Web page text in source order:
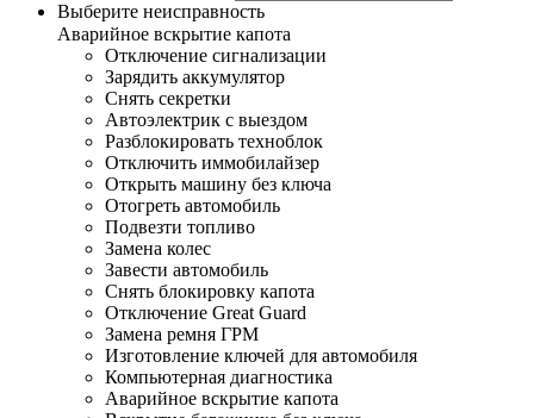
Выберите неисправность
Аварийное вскрытие капота
Отключение сигнализации
Зарядить аккумулятор
Снять секретки
Автоэлектрик с выездом
Разблокировать техноблок
Отключить иммобилайзер
Открыть машину без ключа
Отогреть автомобиль
Подвезти топливо
Замена колес
Завести автомобиль
Снять блокировку капота
Отключение Great Guard
Замена ремня ГРМ
Изготовление ключей для автомобиля
Компьютерная диагностика
Аварийное вскрытие капота